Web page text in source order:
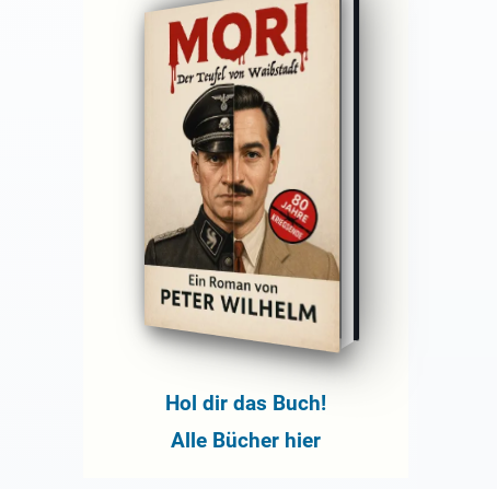
Hol dir das Buch!
Alle Bücher hier